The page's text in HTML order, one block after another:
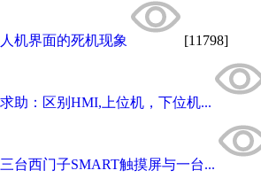
人机界面的死机现象 [11798]
求助：区别HMI,上位机，下位机...
三台西门子SMART触摸屏与一台...